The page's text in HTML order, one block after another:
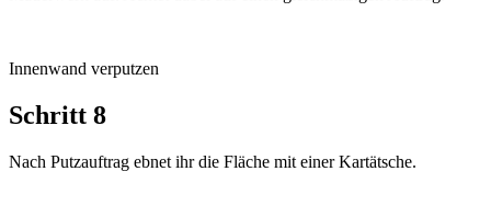
Innenwand verputzen
Schritt 8
Nach Putzauftrag ebnet ihr die Fläche mit einer Kartätsche.